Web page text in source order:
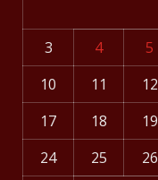
3
4 5
10
11 12
17
18 19
24
25 26